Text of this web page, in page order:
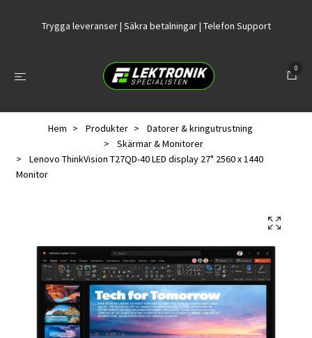
Trygga leveranser | Säkra betalningar | Telefon Support
0
Hem Produkter
Datorer & kringutrustning
Skärmar & Monitorer
Lenovo ThinkVision T27QD-40 LED display 27" 2560 x 1440
Monitor